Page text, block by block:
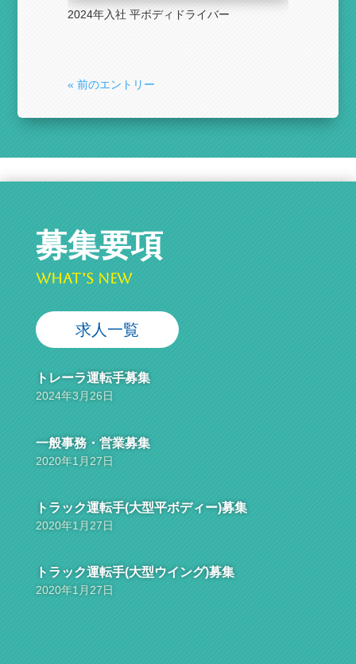
2024年入社 平ボディドライバー
« 前のエントリー
募集要項
What’s New
求人一覧
トレーラ運転手募集
2024年3月26日
一般事務・営業募集
2020年1月27日
トラック運転手(大型平ボディー)募集
2020年1月27日
トラック運転手(大型ウイング)募集
2020年1月27日